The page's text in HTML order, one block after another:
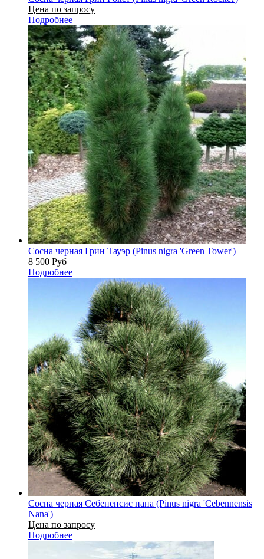
Цена по запросу
Подробнее
Сосна черная Грин Тауэр (Pinus nigra 'Green Tower')
8 500 Руб
Подробнее
Сосна черная Себененсис нана (Pinus nigra 'Cebennensis
Nana')
Цена по запросу
Подробнее